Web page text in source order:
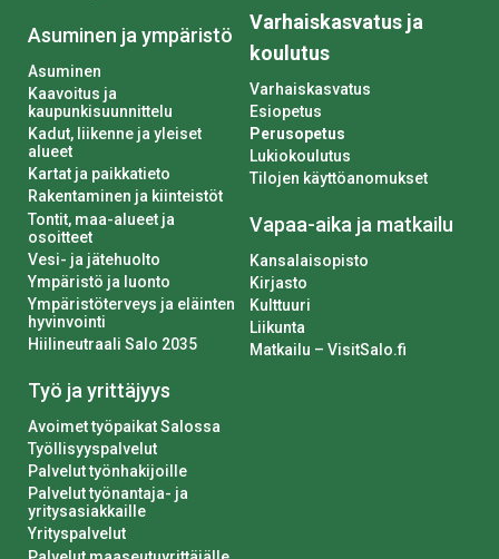
Asuminen ja ympäristö
Asuminen
Kaavoitus ja
kaupunkisuunnittelu
Kadut, liikenne ja yleiset
alueet
Kartat ja paikkatieto
Rakentaminen ja kiinteistöt
Tontit, maa-alueet ja
osoitteet
Vesi- ja jätehuolto
Ympäristö ja luonto
Ympäristöterveys ja eläinten
hyvinvointi
Hiilineutraali Salo 2035
Työ ja yrittäjyys
Avoimet työpaikat Salossa
Työllisyyspalvelut
Palvelut työnhakijoille
Palvelut työnantaja- ja
yritysasiakkaille
Yrityspalvelut
Varhaiskasvatus ja
koulutus
Varhaiskasvatus
Esiopetus
Perusopetus
Lukiokoulutus
Tilojen käyttöanomukset
Vapaa-aika ja matkailu
Kansalaisopisto
Kirjasto
Kulttuuri
Liikunta
Matkailu – VisitSalo.fi